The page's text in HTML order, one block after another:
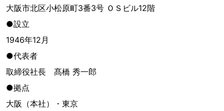
大阪市北区小松原町3番3号 ＯＳビル12階
●設立
1946年12月
●代表者
取締役社長 髙橋 秀一郎
●拠点
大阪（本社）・東京